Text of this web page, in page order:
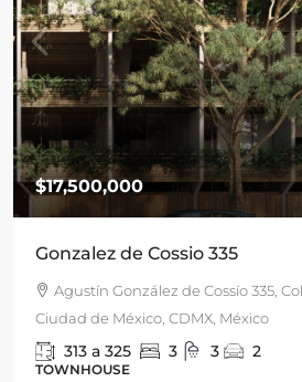
$17,500,000
Gonzalez de Cossio 335
Agustín González de Cossío 335,
Ciudad de México, CDMX, México
313 a 325 3 3 2
TOWNHOUSE